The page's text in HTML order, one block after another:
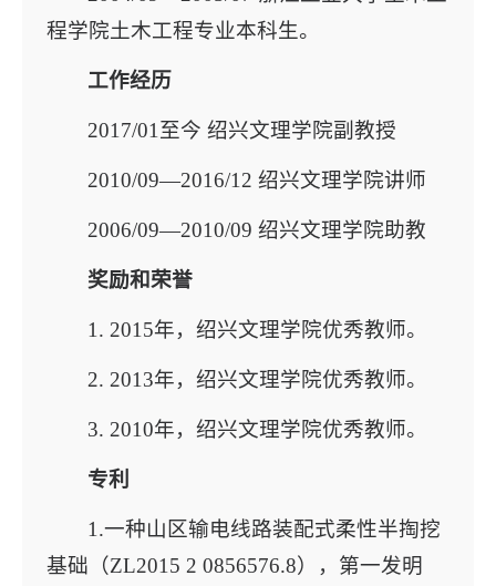
程学院土木工程专业本科生。
工作经历
2017/01至今 绍兴文理学院副教授
2010/09—2016/12 绍兴文理学院讲师
2006/09—2010/09 绍兴文理学院助教
奖励和荣誉
1. 2015年，绍兴文理学院优秀教师。
2. 2013年，绍兴文理学院优秀教师。
3. 2010年，绍兴文理学院优秀教师。
专利
1.一种山区输电线路装配式柔性半掏挖
基础（ZL2015 2 0856576.8），第一发明